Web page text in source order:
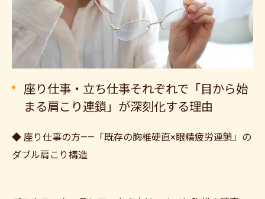
座り仕事・立ち仕事それぞれで「目から始
まる肩こり連鎖」が深刻化する理由
◆ 座り仕事の方——「既存の胸椎硬直×眼精疲労連鎖」の
ダブル肩こり構造